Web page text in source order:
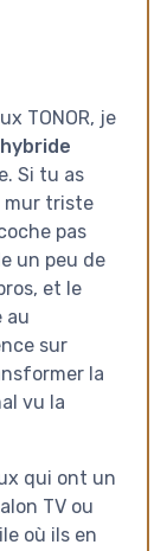
TONOR, je
Si tu as
mur triste
pas
un peu de
et le
au
sur
la
vu la
qui ont un
TV ou
où ils en